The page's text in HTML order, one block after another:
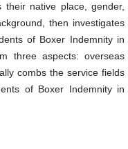
native place, gender,
then investigates
of Boxer Indemnity in
three aspects: overseas
combs the service fields
of Boxer Indemnity in